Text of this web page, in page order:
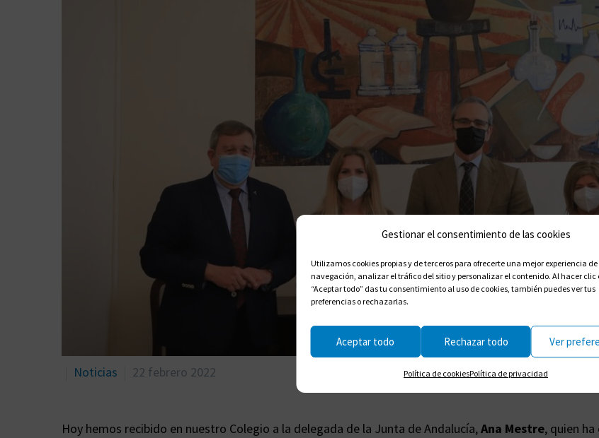
Gestionar el consentimiento de las cookies
Utilizamos cookies propias y de terceros para ofrecerte una mejor experiencia de
navegación, analizar el tráfico del sitio y personalizar el contenido. Al hacer clic
“Aceptar todo” das tu consentimiento al uso de cookies, también puedes ver tus
preferencias o rechazarlas.
Aceptar todo Rechazar todo Ver
Política de cookiesPolítica de privacidad
Noticias 22 febrero 2022
Hoy hemos recibido en nuestro Colegio a la delegada de la Junta de Andalucía,Ana Mestre, quien